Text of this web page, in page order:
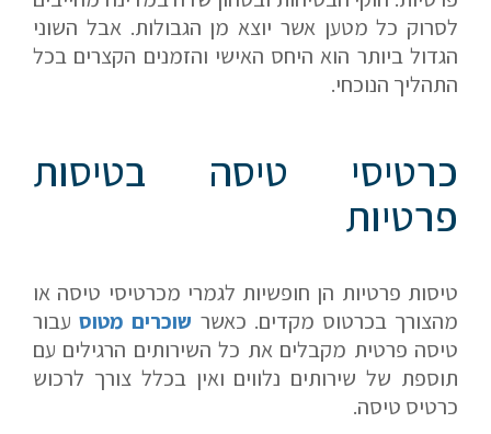
לסרוק כל מטען אשר יוצא מן הגבולות. אבל השוני
הגדול ביותר הוא היחס האישי והזמנים הקצרים בכל
התהליך הנוכחי.
כרטיסי טיסה בטיסות
פרטיות
טיסות פרטיות הן חופשיות לגמרי מכרטיסי טיסה או
מהצורך בכרטוס מקדים. כאשר שוכרים מטוסעבור
טיסה פרטית מקבלים את כל השירותים הרגילים עם
תוספת של שירותים נלווים ואין בכלל צורך לרכוש
כרטיס טיסה.
השאירו לנו פרטים ונחזור אליכם.
דוא"ל
טלפון